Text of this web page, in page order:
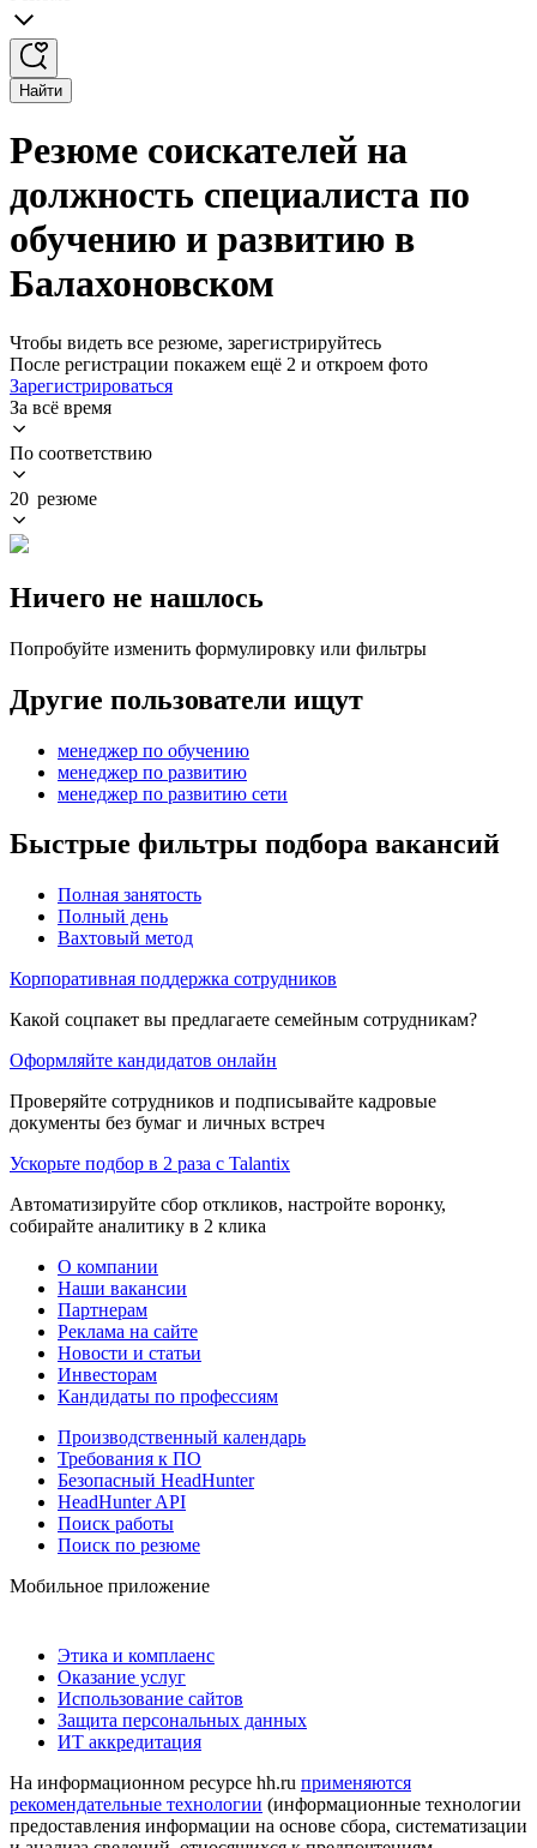
Найти
Резюме соискателей на
должность специалиста по
обучению и развитию в
Балахоновском
Чтобы видеть все резюме, зарегистрируйтесь
После регистрации покажем ещё 2 и откроем фото
Зарегистрироваться
За всё время
По соответствию
20 резюме
Ничего не нашлось
Попробуйте изменить формулировку или фильтры
Другие пользователи ищут
менеджер по обучению
менеджер по развитию
менеджер по развитию сети
Быстрые фильтры подбора вакансий
Полная занятость
Полный день
Вахтовый метод
Корпоративная поддержка сотрудников
Какой соцпакет вы предлагаете семейным сотрудникам?
Оформляйте кандидатов онлайн
Проверяйте сотрудников и подписывайте кадровые
документы без бумаг и личных встреч
Ускорьте подбор в 2 раза с Talantix
Автоматизируйте сбор откликов, настройте воронку,
собирайте аналитику в 2 клика
О компании
Наши вакансии
Партнерам
Реклама на сайте
Новости и статьи
Инвесторам
Кандидаты по профессиям
Производственный календарь
Требования к ПО
Безопасный HeadHunter
HeadHunter API
Поиск работы
Поиск по резюме
Мобильное приложение
Этика и комплаенс
Оказание услуг
Использование сайтов
Защита персональных данных
ИТ аккредитация
На информационном ресурсе hh.ru применяются
рекомендательные технологии (информационные технологии
предоставления информации на основе сбора, систематизации